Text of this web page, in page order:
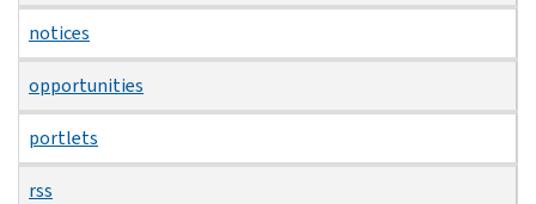
notices
opportunities
portlets
rss